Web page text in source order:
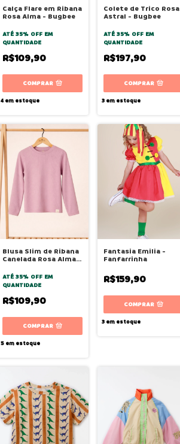
Calça Flare em Ribana
Rosa Alma - Bugbee
ATÉ 35% OFF EM
QUANTIDADE
R$109,90
COMPRAR
4em estoque
Colete de Trico Rosa
Astral - Bugbee
ATÉ 35% OFF EM
QUANTIDADE
R$197,90
COMPRAR
3em estoque
Blusa Slim de Ribana
Canelada Rosa Alma -
ATÉ 35% OFF EM
QUANTIDADE
R$109,90
COMPRAR
5em estoque
Fantasia Emilia -
Fanfarrinha
R$159,90
COMPRAR
3em estoque